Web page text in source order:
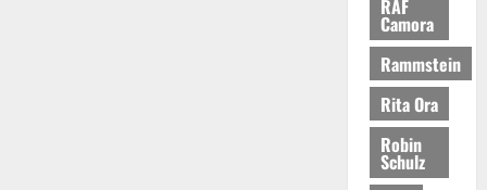
RAF
Camora
Rammstein
Rita Ora
Robin
Schulz